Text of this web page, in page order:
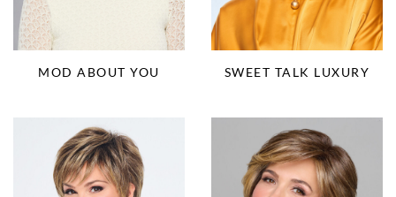
MOD ABOUT YOU SWEET TALK LUXURY